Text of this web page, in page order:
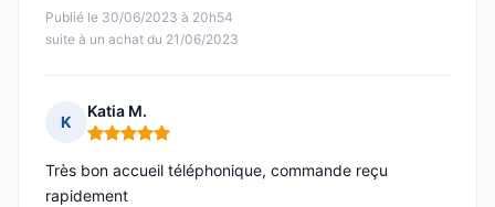
Publié le 30/06/2023 à 20h54
suite à un achat du 21/06/2023
K
Katia M.
Note : 5 sur 5
Très bon accueil téléphonique, commande reçu
rapidement